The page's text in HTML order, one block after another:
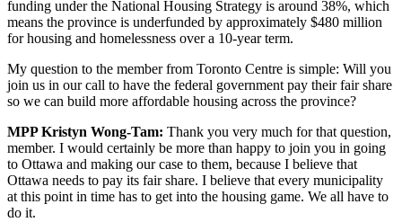
funding under the National Housing Strategy is around 38%, which
means the province is underfunded by approximately $480 million
for housing and homelessness over a 10-year term.
My question to the member from Toronto Centre is simple: Will you
join us in our call to have the federal government pay their fair share
so we can build more affordable housing across the province?
MPP Kristyn Wong-Tam: Thank you very much for that question,
member. I would certainly be more than happy to join you in going
to Ottawa and making our case to them, because I believe that
Ottawa needs to pay its fair share. I believe that every municipality
at this point in time has to get into the housing game. We all have to
do it.